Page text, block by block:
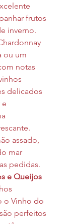
frutos
inverno.
ou um
notas
delicados
e
assado,
mar
pedidas.
e Queijos
o Vinho do
perfeitos